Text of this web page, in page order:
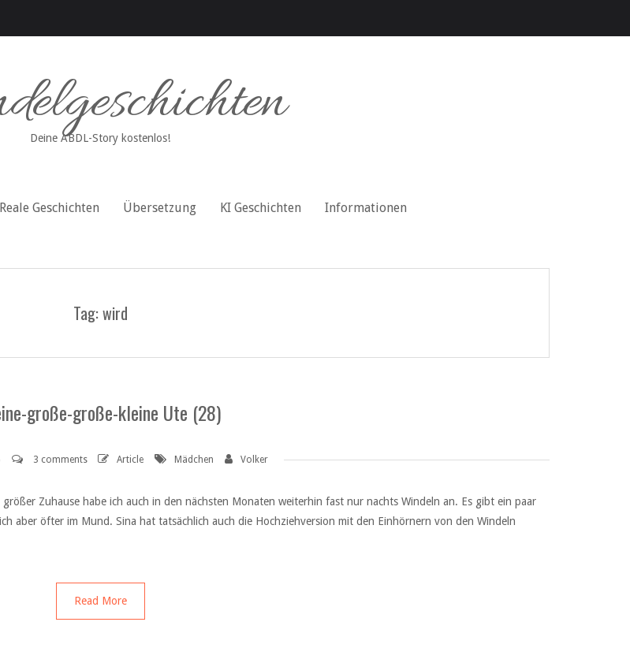
Deine ABDL-Story kostenlos!
Reale Geschichten Übersetzung KI Geschichten Informationen
Tag: wird
große-große-kleine Ute (28)
3 comments Article Mädchen Volker
Zuhause habe ich auch in den nächsten Monaten weiterhin fast nur nachts Windeln an. Es gibt ein paar
aber öfter im Mund. Sina hat tatsächlich auch die Hochziehversion mit den Einhörnern von den Windeln
Read More